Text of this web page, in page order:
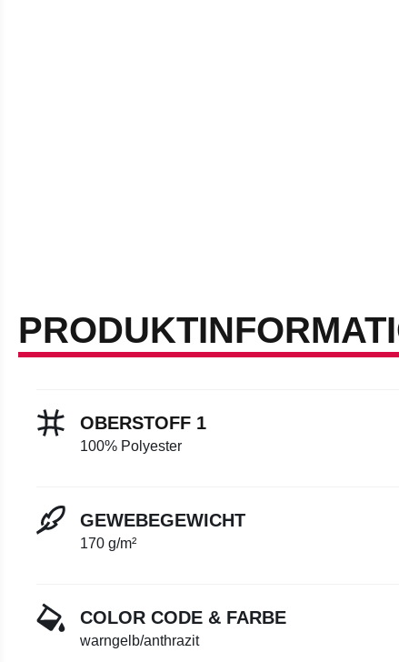
OBERSTOFF 1
100% Polyester
GEWEBEGEWICHT
170 g/m²
COLOR CODE & FARBE
warngelb/anthrazit